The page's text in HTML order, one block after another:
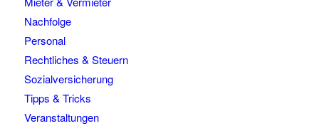
Nachfolge
Personal
Rechtliches & Steuern
Sozialversicherung
Tipps & Tricks
Veranstaltungen